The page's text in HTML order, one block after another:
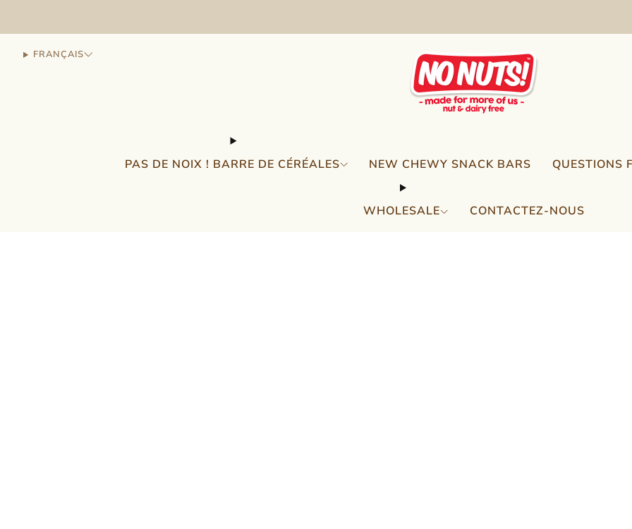
PAS DE NOIX ! BARRE DE CÉRÉALES NEW CHEWY SNACK BARS QUESTIONS
WHOLESALE CONTACTEZ-NOUS
FRANÇAIS